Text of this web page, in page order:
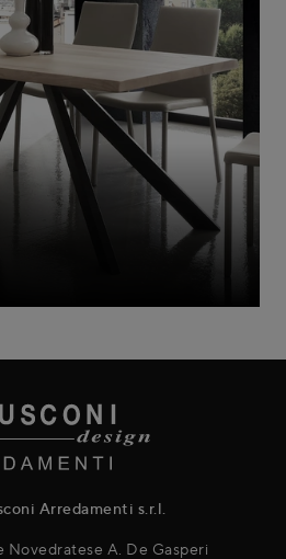
Arredamenti s.r.l.
Novedratese A. De Gasperi